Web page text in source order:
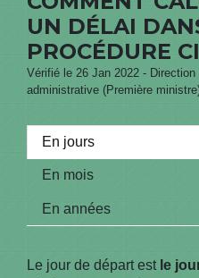
UN DÉLAI
PROCÉDURE
Vérifié le 26 Jan 2022 -
administrative (Première
En jours
En mois
En années
Le jour de départ est le